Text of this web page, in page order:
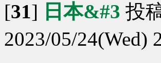
[31] 日本&#3 投
2023/05/